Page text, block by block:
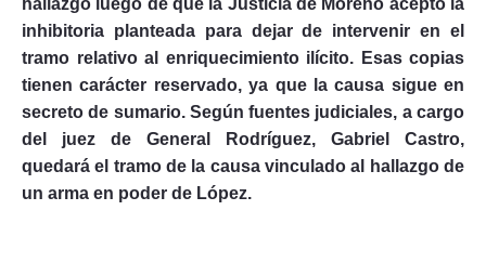
hallazgo luego de que la Justicia de Moreno aceptó la
inhibitoria planteada para dejar de intervenir en el
tramo relativo al enriquecimiento ilícito. Esas copias
tienen carácter reservado, ya que la causa sigue en
secreto de sumario. Según fuentes judiciales, a cargo
del juez de General Rodríguez, Gabriel Castro,
quedará el tramo de la causa vinculado al hallazgo de
un arma en poder de López.